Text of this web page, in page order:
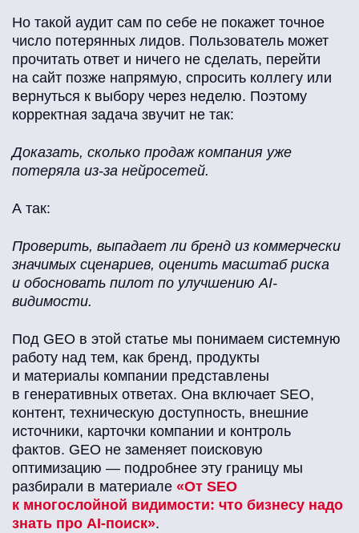
Но такой аудит сам по себе не покажет точное
число потерянных лидов. Пользователь может
прочитать ответ и ничего не сделать, перейти
на сайт позже напрямую, спросить коллегу или
вернуться к выбору через неделю. Поэтому
корректная задача звучит не так:
Доказать, сколько продаж компания уже
потеряла из-за нейросетей.
А так:
Проверить, выпадает ли бренд из коммерчески
значимых сценариев, оценить масштаб риска
и обосновать пилот по улучшению AI-
видимости.
Под GEO в этой статье мы понимаем системную
работу над тем, как бренд, продукты
и материалы компании представлены
в генеративных ответах. Она включает SEO,
контент, техническую доступность, внешние
источники, карточки компании и контроль
фактов. GEO не заменяет поисковую
оптимизацию — подробнее эту границу мы
разбирали в материале «От SEO
к многослойной видимости: что бизнесу надо
знать про AI-поиск».